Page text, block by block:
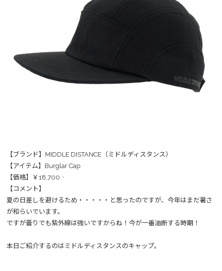
【ブランド】MIDDLE DISTANCE（ミドルディスタンス）
【アイテム】Burglar Cap
【価格】￥18,700‐
【コメント】
夏の日差しを避けるため・・・・・と思ったのですが、今年はまだ暑さ
が和らいでいます。
ですが曇りでも紫外線は強いですからね！今が一番油断する時期！
本日ご紹介するのはミドルディスタンスのキャップ。